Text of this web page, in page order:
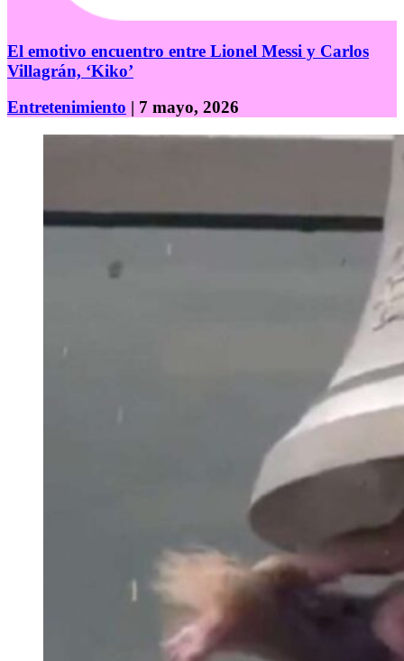
El emotivo encuentro entre Lionel Messi y Carlos
Villagrán, ‘Kiko’
Entretenimiento | 7 mayo, 2026